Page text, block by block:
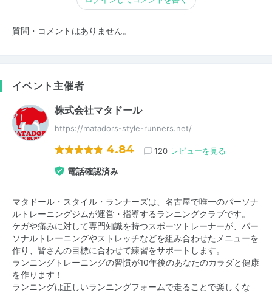
質問・コメントはありません。
イベント主催者
株式会社マタドール
https://matadors-style-runners.net/
4.84 120 レビューを見る
電話確認済み
マタドール・スタイル・ランナーズは、名古屋で唯一のパーソナ
ルトレーニングジムが運営・指導するランニングクラブです。
ケガや痛みに対して専門知識を持つスポーツトレーナーが、パー
ソナルトレーニングやストレッチなどを組み合わせたメニューを
作り、皆さんの目標に合わせて練習をサポートします。
ランニングトレーニングの習慣が10年後のあなたのカラダと健康
を作ります！
ランニングは正しいランニングフォームで走ることで楽しくな